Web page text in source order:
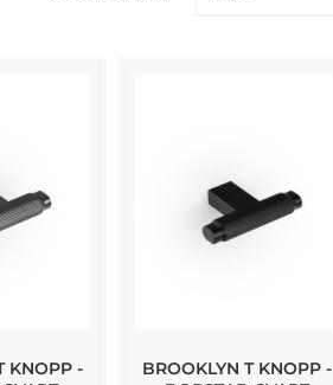
KNOPP -
BROOKLYN T KNOPP -